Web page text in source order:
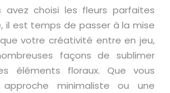
avez choisi les fleurs parfaites
il est temps de passer à la mise
votre créativité entre en jeu,
façons de sublimer
éléments floraux. Que vous
minimaliste ou une